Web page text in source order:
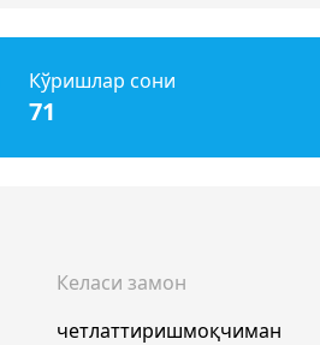
Кўришлар сони
71
Келаси замон
четлаттиришмоқчиман